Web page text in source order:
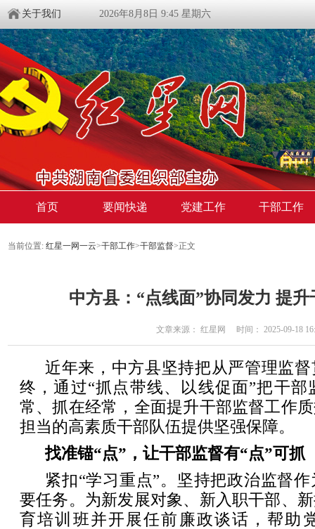
关于我们 2026年8月8日 9:45 星期六
首页 要闻快递 党建工作 干部工作
当前位置: 红星一网一云>干部工作>干部监督>正文
中方县：“点线面”协同发力 提
文章来源： 红星网 时间： 2025-09-18
近年来，中方县坚持把从严管理监
终，通过“抓点带线、以线促面”把干
常、抓在经常，全面提升干部监督工作
担当的高素质干部队伍提供坚强保障。
找准锚“点”，让干部监督有“点”可抓
紧扣“学习重点”。坚持把政治监督
要任务。为新发展对象、新入职干部、
育培训班并开展任前廉政谈话，帮助